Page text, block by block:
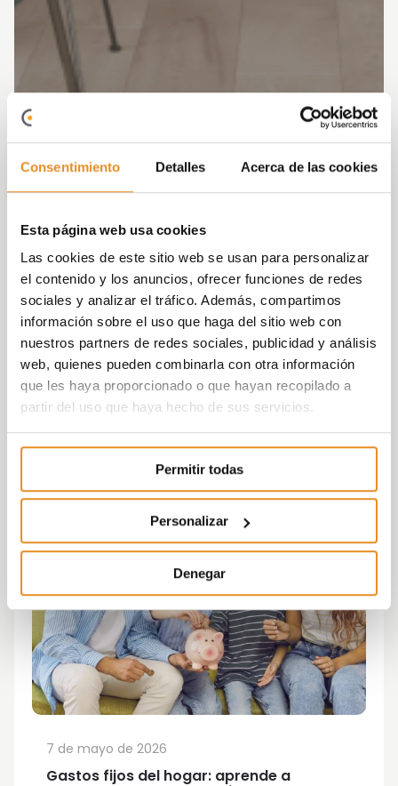
Consentimiento Detalles Acerca de las cookies
Esta página web usa cookies
Las cookies de este sitio web se usan para personalizar
el contenido y los anuncios, ofrecer funciones de redes
sociales y analizar el tráfico. Además, compartimos
información sobre el uso que haga del sitio web con
nuestros partners de redes sociales, publicidad y análisis
web, quienes pueden combinarla con otra información
que les haya proporcionado o que hayan recopilado a
partir del uso que haya hecho de sus servicios.
Permitir todas
Personalizar
Denegar
Gastos fijos del hogar: aprende a
7 de mayo de 2026